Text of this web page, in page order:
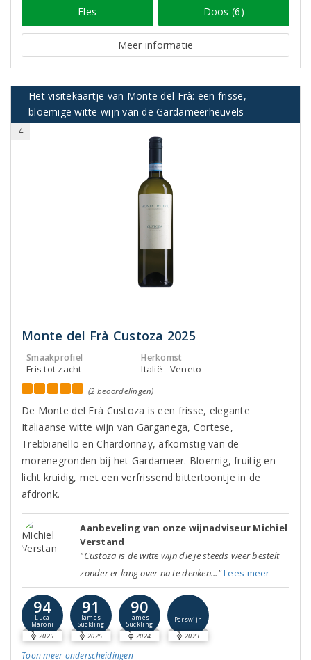
Fles Doos (6)
Meer informatie
Het visitekaartje van Monte del Frà: een frisse,
bloemige witte wijn van de Gardameerheuvels
4
Monte del Frà Custoza 2025
Smaakprofiel
Fris tot zacht
Herkomst
Italië - Veneto
(2 beoordelingen)
De Monte del Frà Custoza is een frisse, elegante
Italiaanse witte wijn van Garganega, Cortese,
Trebbianello en Chardonnay, afkomstig van de
morenegronden bij het Gardameer. Bloemig, fruitig en
licht kruidig, met een verfrissend bittertoontje in de
afdronk.
Aanbeveling van onze wijnadviseur Michiel
Verstand
"Custoza is de witte wijn die je steeds weer bestelt
zonder er lang over na te denken..."Lees meer
94
Luca
Maroni
2025
91
James
Suckling
2025
90
James
Suckling
2024
Perswijn
2023
Toon meer onderscheidingen